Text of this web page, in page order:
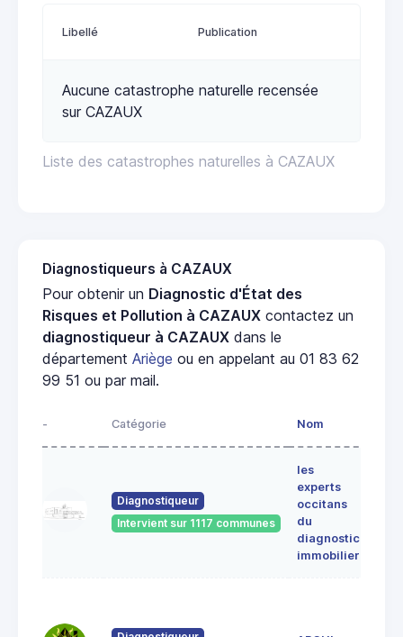
Liste des catastrophes naturelles à CAZAUX
Libellé Publication
Aucune catastrophe naturelle recensée
sur CAZAUX
Diagnostiqueurs à CAZAUX
Pour obtenir un Diagnostic d'État des
Risques et Pollution à CAZAUX contactez un
diagnostiqueur à CAZAUX dans le
département Ariège ou en appelant au 01 83 62
99 51 ou par mail.
- Catégorie Nom
Diagnostiqueur
Intervient sur 1117 communes
les
experts
occitans
du
diagnostic
immobilier